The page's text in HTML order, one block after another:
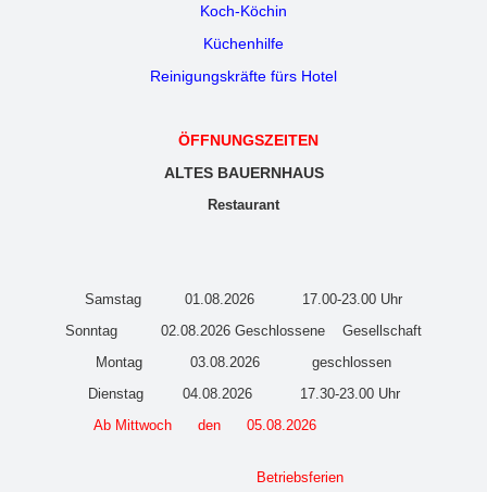
Koch-Köchin
Küchenhilfe
Reinigungskräfte fürs Hotel
ÖFFNUNGSZEITEN
ALTES BAUERNHAUS
Restaurant
Samstag 01.08.2026 17.00-23.00 Uhr
Sonntag 02.08.2026 Geschlossene Gesellschaft
Montag 03.08.2026 geschlossen
Dienstag 04.08.2026 17.30-23.00 Uhr
Ab Mittwoch den 05.08.2026
Betriebsferien